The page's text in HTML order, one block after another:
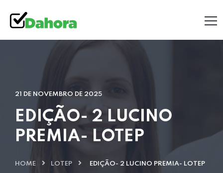
21 DE NOVEMBRO DE 2025
EDIÇÃO- 2 LUCINO
PREMIA- LOTEP
HOME LOTEP EDIÇÃO- 2 LUCINO PREMIA- LOTEP